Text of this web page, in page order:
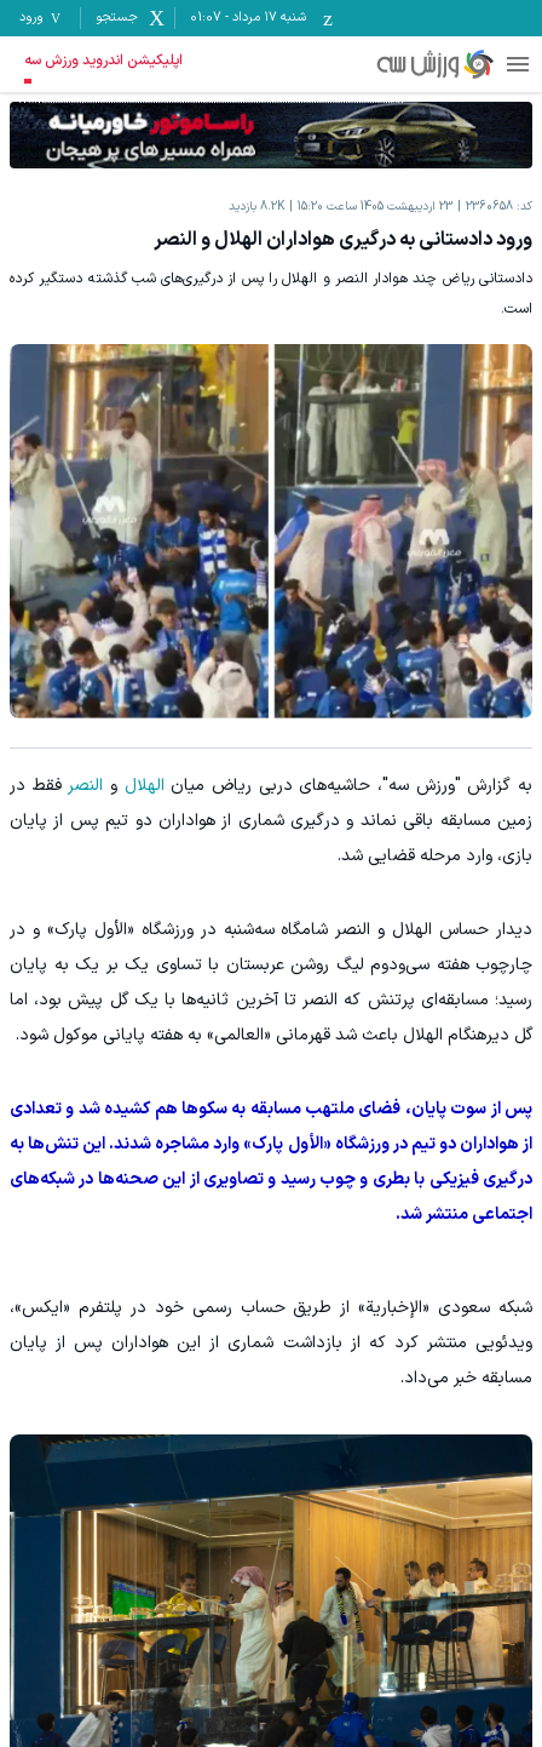
شنبه ۱۷ مرداد -
01:07 جستجو ورود
اپلیکیشن اندروید ورزش سه
کد: 2360658 23 اردیبهشت 1405 ساعت 15:20 8.2K بازدید
ورود دادستانی به درگیری هواداران الهلال و النصر
دادستانی ریاض چند هوادار النصر و الهلال را پس از درگیری‌های شب گذشته دستگیر کرده
است.
به گزارش "ورزش سه"، حاشیه‌های دربی ریاض میان الهلال و النصرفقط در
زمین مسابقه باقی نماند و درگیری شماری از هواداران دو تیم پس از پایان
بازی، وارد مرحله قضایی شد.
دیدار حساس الهلال و النصر شامگاه سه‌شنبه در ورزشگاه «الأول پارک» و در
چارچوب هفته سی‌ودوم لیگ روشن عربستان با تساوی یک بر یک به پایان
رسید؛ مسابقه‌ای پرتنش که النصر تا آخرین ثانیه‌ها با یک گل پیش بود، اما
گل دیرهنگام الهلال باعث شد قهرمانی «العالمی» به هفته پایانی موکول شود.
پس از سوت پایان، فضای ملتهب مسابقه به سکوها هم کشیده شد و تعدادی
از هواداران دو تیم در ورزشگاه «الأول پارک» وارد مشاجره شدند. این تنش‌ها به
درگیری فیزیکی با بطری و چوب رسید و تصاویری از این صحنه‌ها در شبکه‌های
اجتماعی منتشر شد.
شبکه سعودی «الإخباریة» از طریق حساب رسمی خود در پلتفرم «ایکس»،
ویدئویی منتشر کرد که از بازداشت شماری از این هواداران پس از پایان
مسابقه خبر می‌داد.